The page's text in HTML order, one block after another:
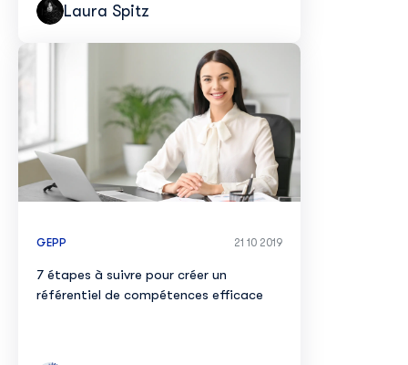
Laura Spitz
GEPP 21 10 2019
7 étapes à suivre pour créer un
référentiel de compétences efficace